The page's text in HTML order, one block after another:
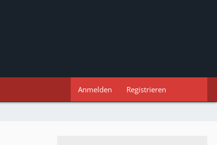
Anmelden Registrieren